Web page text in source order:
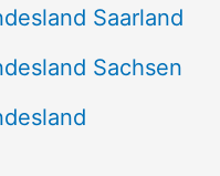
Saarland
Sachsen